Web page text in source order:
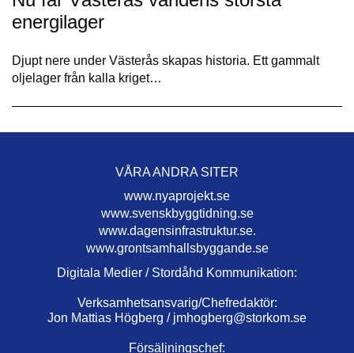
energilager
Djupt nere under Västerås skapas historia. Ett gammalt
oljelager från kalla kriget…
VÅRA ANDRA SITER
www.nyaprojekt.se
www.svenskbyggtidning.se
www.dagensinfrastruktur.se.
www.grontsamhallsbyggande.se
Digitala Medier / Stordåhd Kommunikation:
Verksamhetsansvarig/Chefredaktör:
Jon Mattias Högberg / jmhogberg@storkom.se
Försäljningschef: